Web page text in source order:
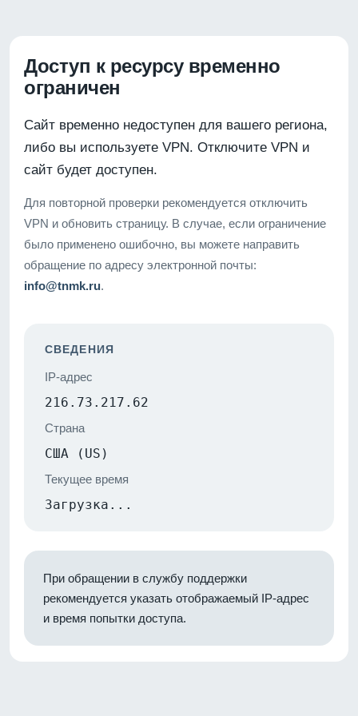
Доступ к ресурсу временно
ограничен
Сайт временно недоступен для вашего региона,
либо вы используете VPN. Отключите VPN и
сайт будет доступен.
Для повторной проверки рекомендуется отключить
VPN и обновить страницу. В случае, если ограничение
было применено ошибочно, вы можете направить
обращение по адресу электронной почты:
info@tnmk.ru.
СВЕДЕНИЯ
IP-адрес
216.73.217.62
Страна
США (US)
Текущее время
Загрузка...
При обращении в службу поддержки
рекомендуется указать отображаемый IP-адрес
и время попытки доступа.